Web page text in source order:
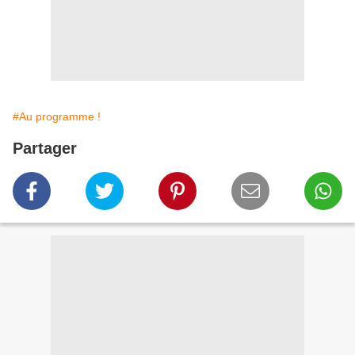
#Au programme !
Partager